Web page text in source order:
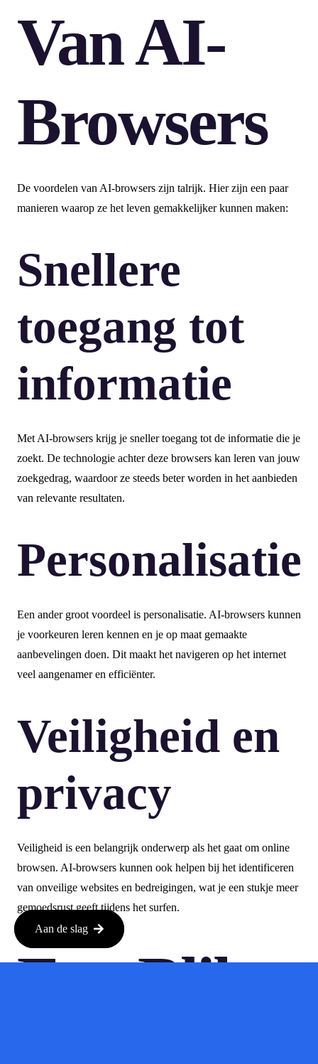
Van AI-
Browsers
De voordelen van AI-browsers zijn talrijk. Hier zijn een paar
manieren waarop ze het leven gemakkelijker kunnen maken:
Snellere
toegang tot
informatie
Met AI-browsers krijg je sneller toegang tot de informatie die je
zoekt. De technologie achter deze browsers kan leren van jouw
zoekgedrag, waardoor ze steeds beter worden in het aanbieden
van relevante resultaten.
Personalisatie
Een ander groot voordeel is personalisatie. AI-browsers kunnen
je voorkeuren leren kennen en je op maat gemaakte
aanbevelingen doen. Dit maakt het navigeren op het internet
veel aangenamer en efficiënter.
Veiligheid en
privacy
Veiligheid is een belangrijk onderwerp als het gaat om online
browsen. AI-browsers kunnen ook helpen bij het identificeren
van onveilige websites en bedreigingen, wat je een stukje meer
gemoedsrust geeft tijdens het surfen.
Een Blik
Aan de slag